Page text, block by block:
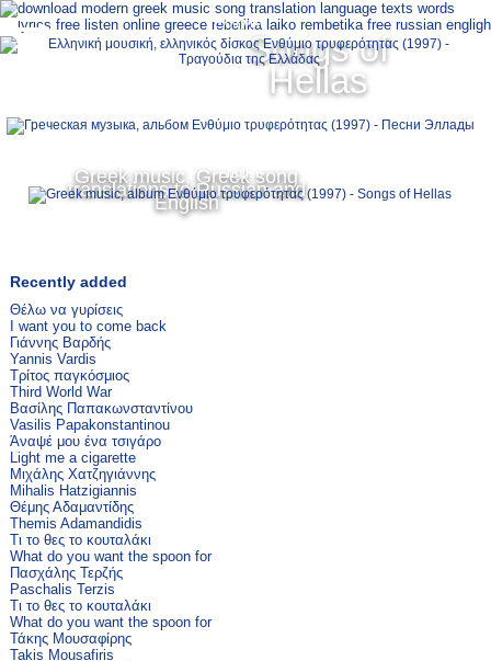
Songs of
Hellas
Greek music, Greek song
translations to Russian and
English
Ελληνικά
English
Recently added
Θέλω να γυρίσεις
I want you to come back
Γιάννης Βαρδής
Yannis Vardis
Τρίτος παγκόσμιος
Third World War
Βασίλης Παπακωνσταντίνου
Vasilis Papakonstantinou
Άναψέ μου ένα τσιγάρο
Light me a cigarette
Μιχάλης Χατζηγιάννης
Mihalis Hatzigiannis
Θέμης Αδαμαντίδης
Themis Adamandidis
Τι το θες το κουταλάκι
What do you want the spoon for
Πασχάλης Τερζής
Paschalis Terzis
Τι το θες το κουταλάκι
What do you want the spoon for
Τάκης Μουσαφίρης
Takis Mousafiris